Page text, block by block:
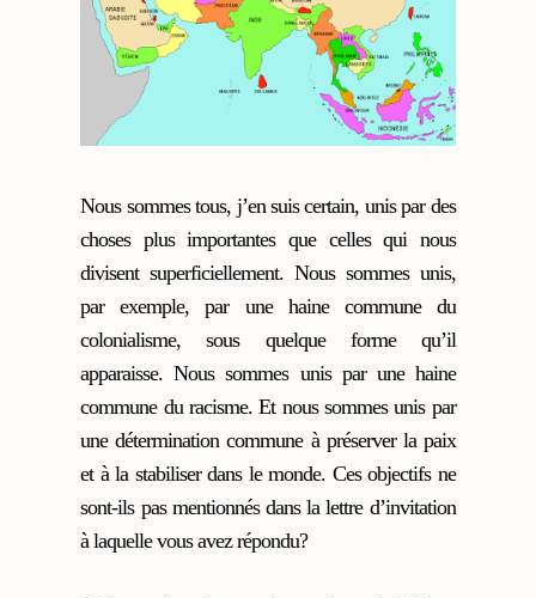
Nous sommes tous, j’en suis certain, unis par des
choses plus importantes que celles qui nous
divisent superficiellement. Nous sommes unis,
par exemple, par une haine commune du
colonialisme, sous quelque forme qu’il
apparaisse. Nous sommes unis par une haine
commune du racisme. Et nous sommes unis par
une détermination commune à préserver la paix
et à la stabiliser dans le monde. Ces objectifs ne
sont-ils pas mentionnés dans la lettre d’invitation
à laquelle vous avez répondu?